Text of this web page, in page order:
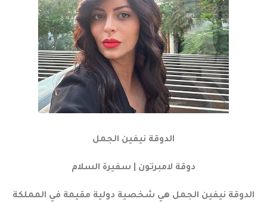
الدوقة نيفين الجمل
دوقة لامبرتون | سفيرة السلام
الدوقة نيفين الجمل هي شخصية دولية مقيمة في المملكة